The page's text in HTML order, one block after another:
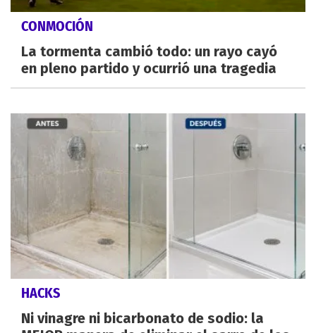
CONMOCIÓN
La tormenta cambió todo: un rayo cayó
en pleno partido y ocurrió una tragedia
HACKS
Ni vinagre ni bicarbonato de sodio: la